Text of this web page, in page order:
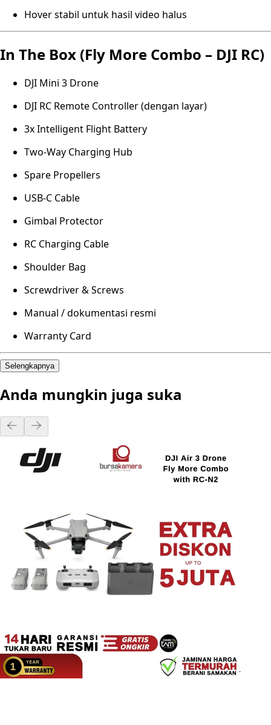
Hover stabil untuk hasil video halus
In The Box (Fly More Combo – DJI RC)
DJI Mini 3 Drone
DJI RC Remote Controller (dengan layar)
3x Intelligent Flight Battery
Two-Way Charging Hub
Spare Propellers
USB-C Cable
Gimbal Protector
RC Charging Cable
Shoulder Bag
Screwdriver & Screws
Manual / dokumentasi resmi
Warranty Card
Selengkapnya
Anda mungkin juga suka